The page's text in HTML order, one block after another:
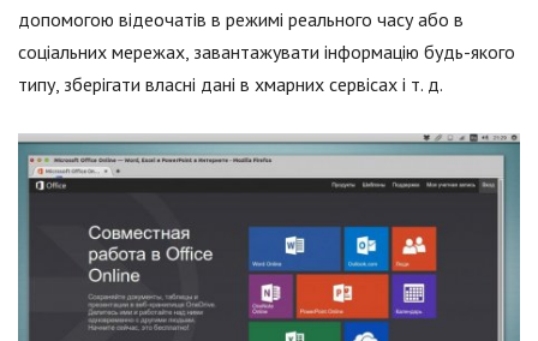
допомогою відеочатів в режимі реального часу або в
соціальних мережах, завантажувати інформацію будь-якого
типу, зберігати власні дані в хмарних сервісах і т. д.